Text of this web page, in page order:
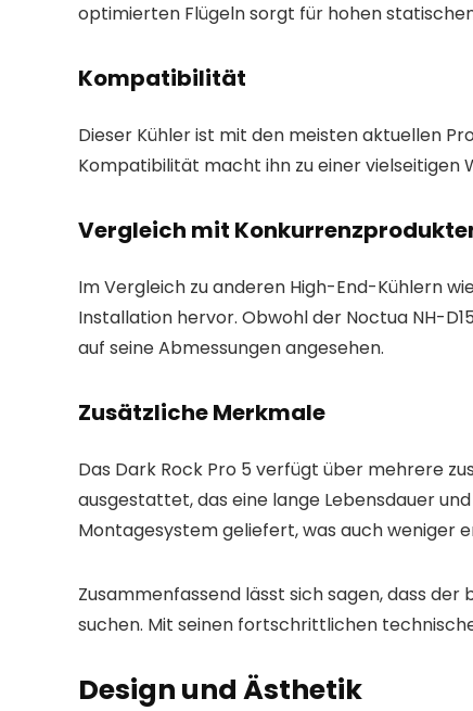
optimierten Flügeln sorgt für hohen
Kompatibilität
Dieser Kühler ist mit den meisten aktuellen
Kompatibilität macht ihn zu einer vielseitigen
Vergleich mit
Im Vergleich zu anderen High-End-Kühlern
Installation hervor. Obwohl der Noctua NH-
auf seine Abmessungen angesehen.
Zusätzliche Merkmale
Das Dark Rock Pro 5 verfügt über mehrere
ausgestattet, das eine lange Lebensdauer
Montagesystem geliefert, was auch weniger
Zusammenfassend lässt sich sagen, dass der
suchen. Mit seinen fortschrittlichen
Design und Ästhetik